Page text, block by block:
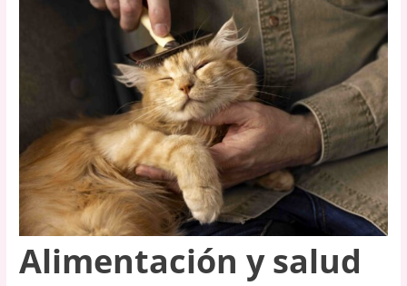
Alimentación
de
los
Gatos
a
través
del
Tiempo
Alimentación y salud